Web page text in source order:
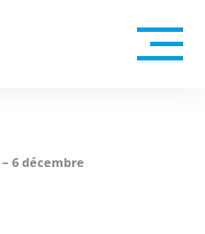
6 décembre